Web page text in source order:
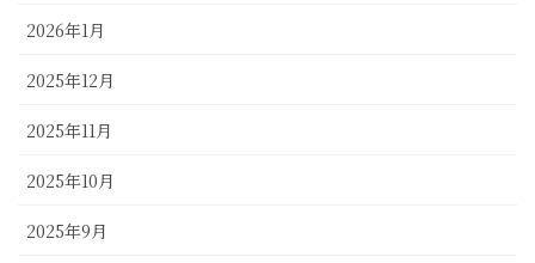
2026年1月
2025年12月
2025年11月
2025年10月
2025年9月